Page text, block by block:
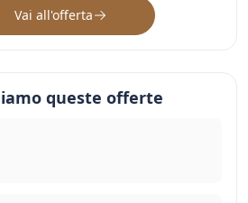
Vai all'offerta
queste offerte